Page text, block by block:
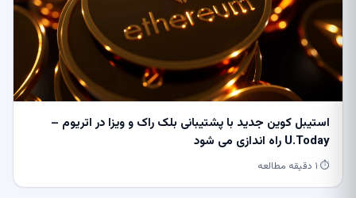
استیبل کوین جدید با پشتیبانی بلک راک و ویزا در اتریوم –
U.Today راه اندازی می شود
⏱ ۱ دقیقه مطالعه